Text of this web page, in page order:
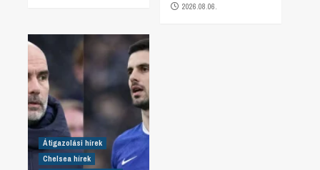
2026.08.06.
Átigazolási hírek
Chelsea hírek